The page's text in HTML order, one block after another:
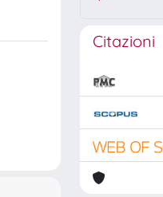
Citazioni